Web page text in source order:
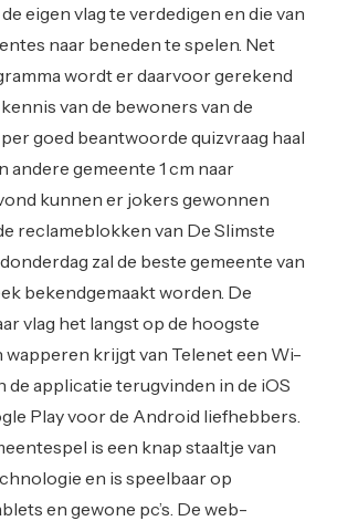
eigen vlag te verdedigen en die van
naar beneden te spelen. Net
wordt er daarvoor gerekend
van de bewoners van de
goed beantwoorde quizvraag haal
andere gemeente 1 cm naar
kunnen er jokers gewonnen
reclameblokken van De Slimste
zal de beste gemeente van
bekendgemaakt worden. De
vlag het langst op de hoogste
wapperen krijgt van Telenet een Wi-
de applicatie terugvinden in de iOS
Play voor de Android liefhebbers.
is een knap staaltje van
en is speelbaar op
en gewone pc’s. De web-